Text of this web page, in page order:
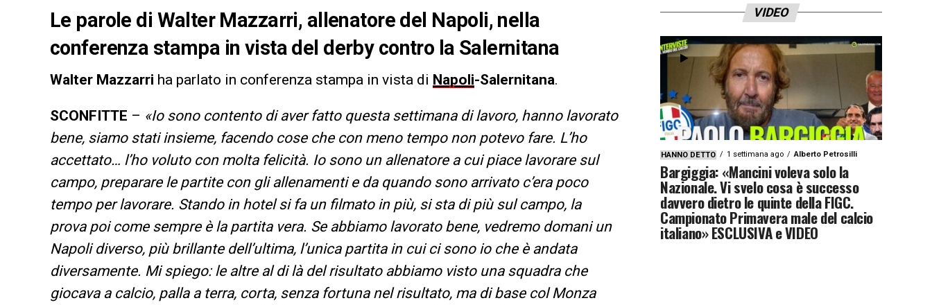
Le parole di Walter Mazzarri, allenatore del Napoli, nella
conferenza stampa in vista del derby contro la Salernitana
Walter Mazzarri ha parlato in conferenza stampa in vista di Napoli-Salernitana.
SCONFITTE – «Io sono contento di aver fatto questa settimana di lavoro, hanno lavorato
bene, siamo stati insieme, facendo cose che con meno tempo non potevo fare. L’ho
accettato… l’ho voluto con molta felicità. Io sono un allenatore a cui piace lavorare sul
campo, preparare le partite con gli allenamenti e da quando sono arrivato c’era poco
tempo per lavorare. Stando in hotel si fa un filmato in più, si sta di più sul campo, la
prova poi come sempre è la partita vera. Se abbiamo lavorato bene, vedremo domani un
Napoli diverso, più brillante dell’ultima, l’unica partita in cui ci sono io che è andata
diversamente. Mi spiego: le altre al di là del risultato abbiamo visto una squadra che
giocava a calcio, palla a terra, corta, senza fortuna nel risultato, ma di base col Monza
VIDEO
HANNO DETTO 1 settimana ago Alberto Petrosilli
Bargiggia: «Mancini voleva solo la
Nazionale. Vi svelo cosa è successo
davvero dietro le quinte della FIGC.
Campionato Primavera male del calcio
italiano» ESCLUSIVA e VIDEO